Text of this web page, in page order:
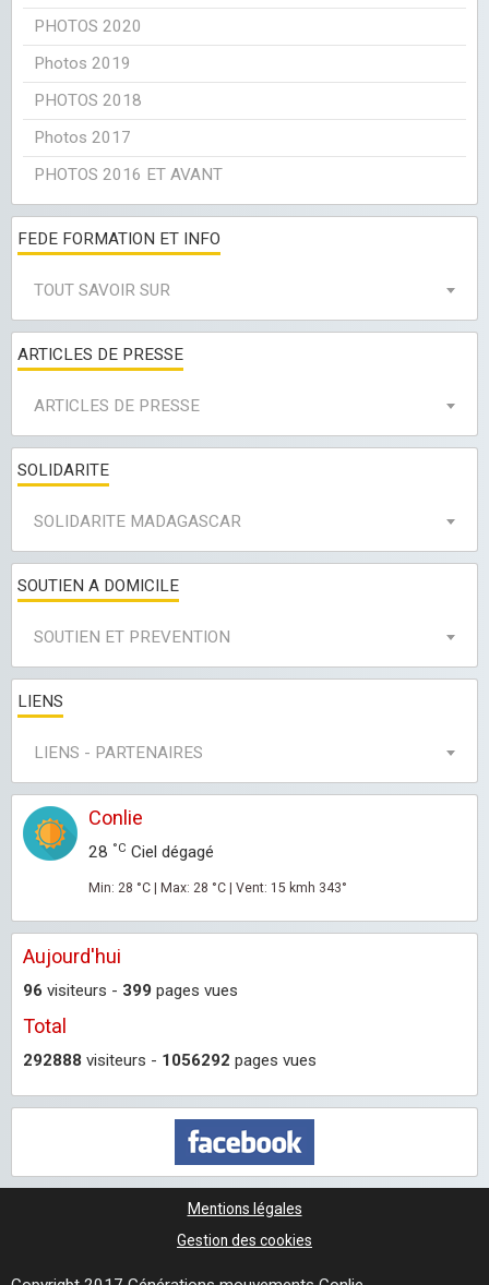
PHOTOS 2020
Photos 2019
PHOTOS 2018
Photos 2017
PHOTOS 2016 ET AVANT
FEDE FORMATION ET INFO
TOUT SAVOIR SUR
ARTICLES DE PRESSE
ARTICLES DE PRESSE
SOLIDARITE
SOLIDARITE MADAGASCAR
SOUTIEN A DOMICILE
SOUTIEN ET PREVENTION
LIENS
LIENS - PARTENAIRES
Conlie
28 °C Ciel dégagé
Min: 28 °C | Max: 28 °C | Vent: 15 kmh 343°
Aujourd'hui
96 visiteurs - 399 pages vues
Total
292888 visiteurs - 1056292 pages vues
Mentions légales
Gestion des cookies